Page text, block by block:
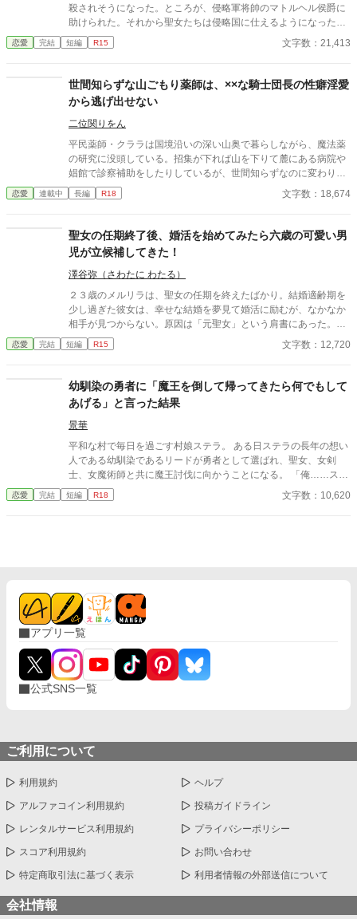
殺されそうになった。ところが、侵略軍将帥のマトルヘル侯爵に
助けられた。それから聖女たちは侵略国に仕えるようになった
が、一か月後に筆頭聖女だったルミネラは命の恩人の侯爵へ嫁ぐ
ように国王から命じられる。 結婚披露宴では、陛下に側妃として
めて「陛下の手がつかなかったら一年後に妻にしてほしい」と頼
んでいた。しかも、侯爵はその手を振り払いもしない。 聖女は愛
のない交わりで神の加護を失うとされているので、当然白い結婚
だと思っていたが、初夜に侯爵のメイアスから体の関係を迫られ
る。彼は命の恩人だったので、ルミネラはそのまま彼を受け入れ
た。 侯爵がかつての恋人に似ていたとはいえ、侯爵と孤児だった
彼は全く別人。愛のない交わりだったので、当然力を失うと思っ
ていたが、なぜか以前よりも力が漲っていた。 ※全１１話 ２万
字程度の話です。
恋愛 完結 短編 R15 文字数：21,413
世間知らずな山ごもり薬師は、××な騎士団長の性癖淫愛
から逃げ出せない
二位関りをん
平民薬師・クララは国境沿いの深い山奥で暮らしながら、魔法薬
の研究に没頭している。招集が下れば山を下りて麓にある病院や
娼館で診察補助をしたりしているが、世間知らずなのに変わりは
ない。 ある日、山の中で倒れている男性を発見。彼はなんと騎士
団長・レイルドで女嫌いの噂を持つ人物だった。 当然女嫌いの噂
が、レイルドには隠している秘密……性癖があった。 ――君の××
××、触らせてもらえないだろうか？
恋愛 連載中 長編 R18 文字数：18,674
聖女の任期終了後、婚活を始めてみたら六歳の可愛い男
児が立候補してきた！
澤谷弥（さわたに わたる）
２３歳のメルリラは、聖女の任期を終えたばかり。結婚適齢期を
少し過ぎた彼女は、幸せな結婚を夢見て婚活に励むが、なかなか
相手が見つからない。原因は「元聖女」という肩書にあった。聖
女を務めた女性は慣例として専属聖騎士と結婚することが多く、
メルリラもまた、かつての専属聖騎士フェイビアンと結ばれるも
ンは口げんかが絶えない関係で、恋愛感情など皆無。彼を結婚相
手として考えたことなどなかった。それでも世間の誤解は解け
ず、婚活は難航する。そんなある日、聖女を辞めて半年が経った
頃、メルリラの婚活を知った公爵子息ハリソン（6歳）がやって
来て――。
恋愛 完結 短編 R15 文字数：12,720
幼馴染の勇者に「魔王を倒して帰ってきたら何でもして
あげる」と言った結果
景華
平和な村で毎日を過ごす村娘ステラ。 ある日ステラの長年の想い
人である幼馴染であるリードが勇者として選ばれ、聖女、女剣
士、女魔術師と共に魔王討伐に向かうことになる。 「俺……ステ
ラと離れたくない」 そんなリードに、ステラは思わずこう告げ
る。 「そうだ‼ リードが帰ってきたら、私がリードのお願い、
も耳にすることになる。 戦いの昂りを鎮める役割も担うという三
人は、戦いの後全員が重婚の認められた勇者の嫁になるというこ
とを知ったステラは思いを諦めようとするが、突然現れたリード
は彼女に『ステラの身体《約束のお願い》』を迫って来て──？
誰がどう見ても両片思いな二人がお願いをきっかけに結ばれるま
で──。
恋愛 完結 短編 R18 文字数：10,620
アプリ一覧
公式SNS一覧
ご利用について
利用規約 ヘルプ
アルファコイン利用規約 投稿ガイドライン
レンタルサービス利用規約 プライバシーポリシー
スコア利用規約 お問い合わせ
特定商取引法に基づく表示 利用者情報の外部送信について
会社情報